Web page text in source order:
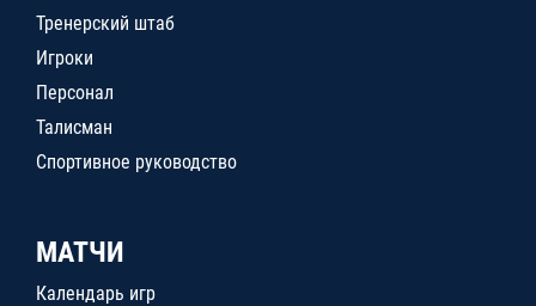
Тренерский штаб
Игроки
Персонал
Талисман
Спортивное руководство
МАТЧИ
Календарь игр